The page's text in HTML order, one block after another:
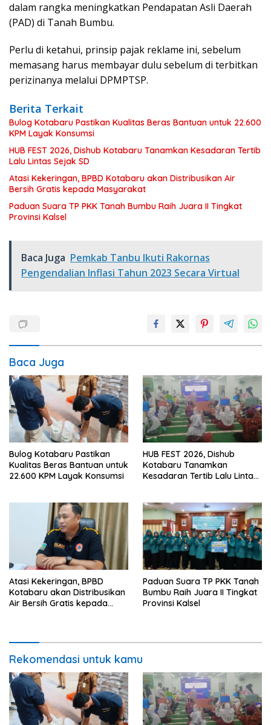
dalam rangka meningkatkan Pendapatan Asli Daerah
(PAD) di Tanah Bumbu.
Perlu di ketahui, prinsip pajak reklame ini, sebelum
memasang harus membayar dulu sebelum di terbitkan
perizinanya melalui DPMPTSP.
Berita Terkait
Bulog Kotabaru Pastikan Kualitas Beras Bantuan untuk 22.600
KPM Layak Konsumsi
HUB FEST 2026, Dishub Kotabaru Tanamkan Kesadaran Tertib
Lalu Lintas Sejak SD
Atasi Kekeringan, BPBD Kotabaru akan Distribusikan Air
Bersih Gratis kepada Masyarakat
Paduan Suara TP PKK Tanah Bumbu Raih Juara II Tingkat
Provinsi Kalsel
Baca Juga Pemkab Tanbu Ikuti Rakornas
Pengendalian Inflasi Tahun 2023 Secara Virtual
Baca Juga
Bulog Kotabaru Pastikan
Kualitas Beras Bantuan untuk
22.600 KPM Layak Konsumsi
HUB FEST 2026, Dishub
Kotabaru Tanamkan
Kesadaran Tertib Lalu Lintas
Atasi Kekeringan, BPBD
Kotabaru akan Distribusikan
Air Bersih Gratis kepada
Paduan Suara TP PKK Tanah
Bumbu Raih Juara II Tingkat
Provinsi Kalsel
Rekomendasi untuk kamu